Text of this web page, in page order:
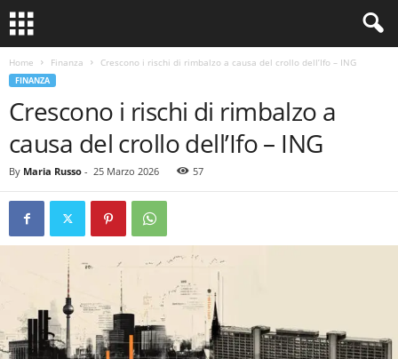
Home Finanza Crescono i rischi di rimbalzo a causa del crollo dell’Ifo – ING
FINANZA
Crescono i rischi di rimbalzo a
causa del crollo dell’Ifo – ING
By Maria Russo - 25 Marzo 2026 57